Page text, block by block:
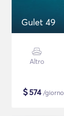
Gulet 49
Altro
$574/giorno